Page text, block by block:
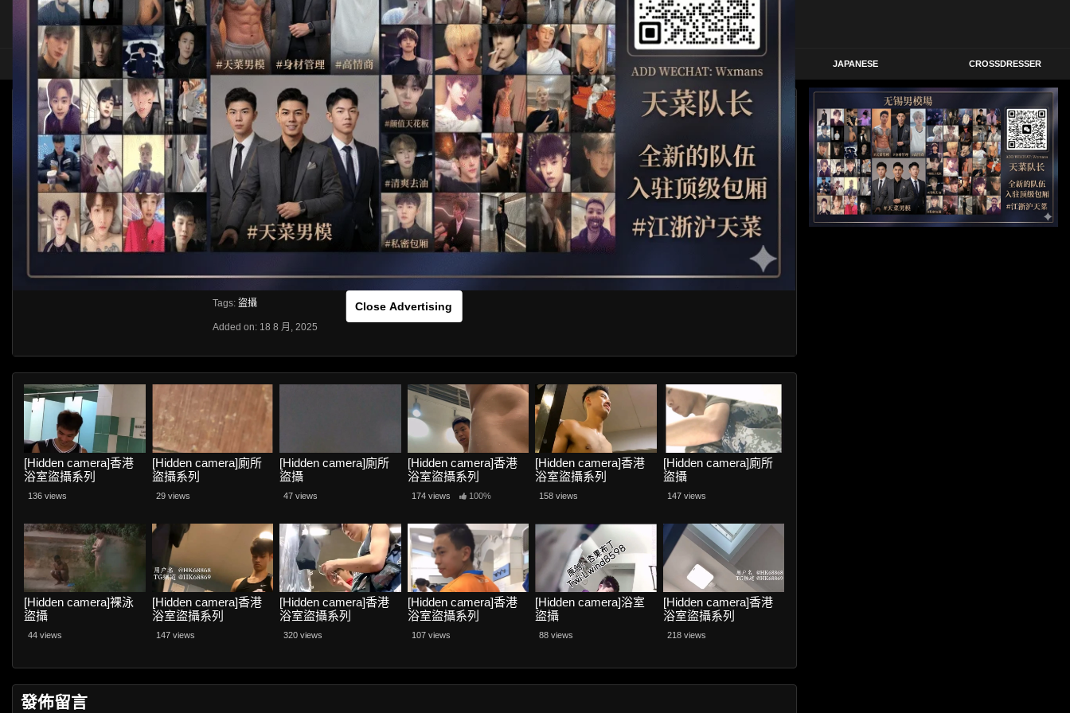
HOME ASIA SOLO OTHER HIDDENCAMERA JAPANESE CROSSDRESSER
Close Advertising
[HIDDEN CAMERA]廁所盜攝 HLS
Like About Share
VIEWS
0 0
[rihide]訪問密碼/Access passwords：bvc0482319[/rihide]
獲取訪問密碼/Get access passwords： https://ouo.io/ifUn4n
From:G20
Category:Hiddencamera
Tags: 盜攝
Added on: 18 8 月, 2025
[Hidden camera]香港
浴室盜攝系列
136 views
[Hidden camera]廁所
盜攝系列
29 views
[Hidden camera]廁所
盜攝
47 views
[Hidden camera]香港
浴室盜攝系列
174 views 100%
[Hidden camera]香港
浴室盜攝系列
158 views
[Hidden camera]廁所
盜攝
147 views
[Hidden camera]裸泳
盜攝
44 views
[Hidden camera]香港
浴室盜攝系列
147 views
[Hidden camera]香港
浴室盜攝系列
320 views
[Hidden camera]香港
浴室盜攝系列
107 views
[Hidden camera]浴室
盜攝
88 views
[Hidden camera]香港
浴室盜攝系列
218 views
發佈留言